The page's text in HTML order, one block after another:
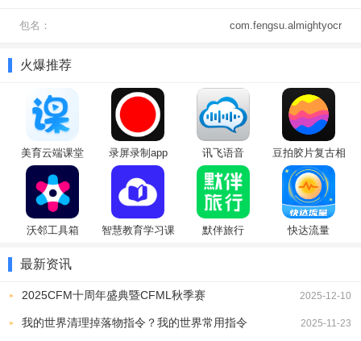
包名： com.fengsu.almightyocr
火爆推荐
美育云端课堂
（Cloud
Classroom）
录屏录制app 讯飞语音
豆拍胶片复古相
机
沃邻工具箱
智慧教育学习课
默伴旅行 快达流量
最新资讯
2025CFM十周年盛典暨CFML秋季赛 2025-12-10
我的世界清理掉落物指令？我的世界常用指令 2025-11-23